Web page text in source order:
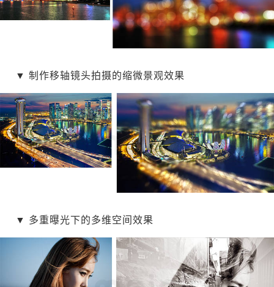
▼ 制作移轴镜头拍摄的缩微景观效果
▼ 多重曝光下的多维空间效果